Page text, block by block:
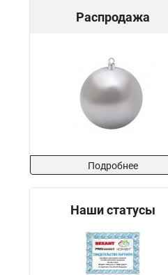
Распродажа
Подробнее
Наши статусы